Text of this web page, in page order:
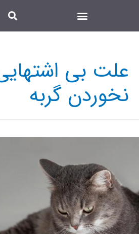
علت بی
نخوردن گربه